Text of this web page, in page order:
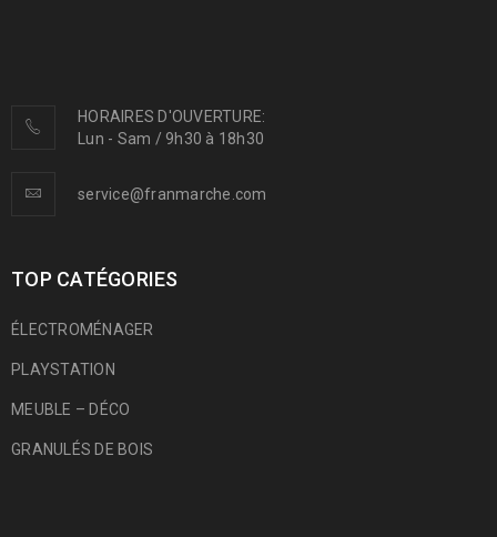
HORAIRES D'OUVERTURE:
Lun - Sam / 9h30 à 18h30
service@franmarche.com
TOP CATÉGORIES
ÉLECTROMÉNAGER
PLAYSTATION
MEUBLE – DÉCO
GRANULÉS DE BOIS